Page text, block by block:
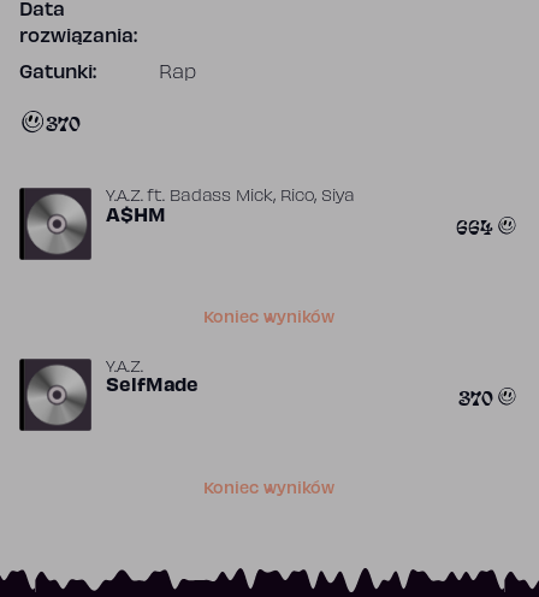
Data
rozwiązania:
Gatunki: Rap
370
Y.A.Z.ft. Badass Mick, Rico, Siya
A$HM 664
Koniec wyników
Y.A.Z.
SelfMade 370
Koniec wyników